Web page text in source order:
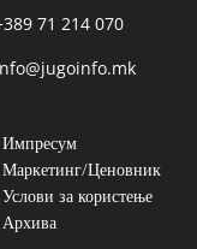
71 214 070
Импресум
Маркетинг/Ценовник
Услови за користење
Архива